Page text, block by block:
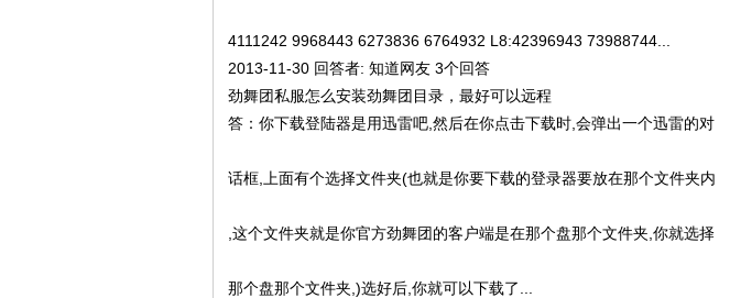
4111242 9968443 6273836 6764932 L8:42396943 73988744...
2013-11-30 回答者: 知道网友 3个回答
劲舞团私服怎么安装劲舞团目录，最好可以远程
答：你下载登陆器是用迅雷吧,然后在你点击下载时,会弹出一个迅雷的对
话框,上面有个选择文件夹(也就是你要下载的登录器要放在那个文件夹内
,这个文件夹就是你官方劲舞团的客户端是在那个盘那个文件夹,你就选择
那个盘那个文件夹,)选好后,你就可以下载了...